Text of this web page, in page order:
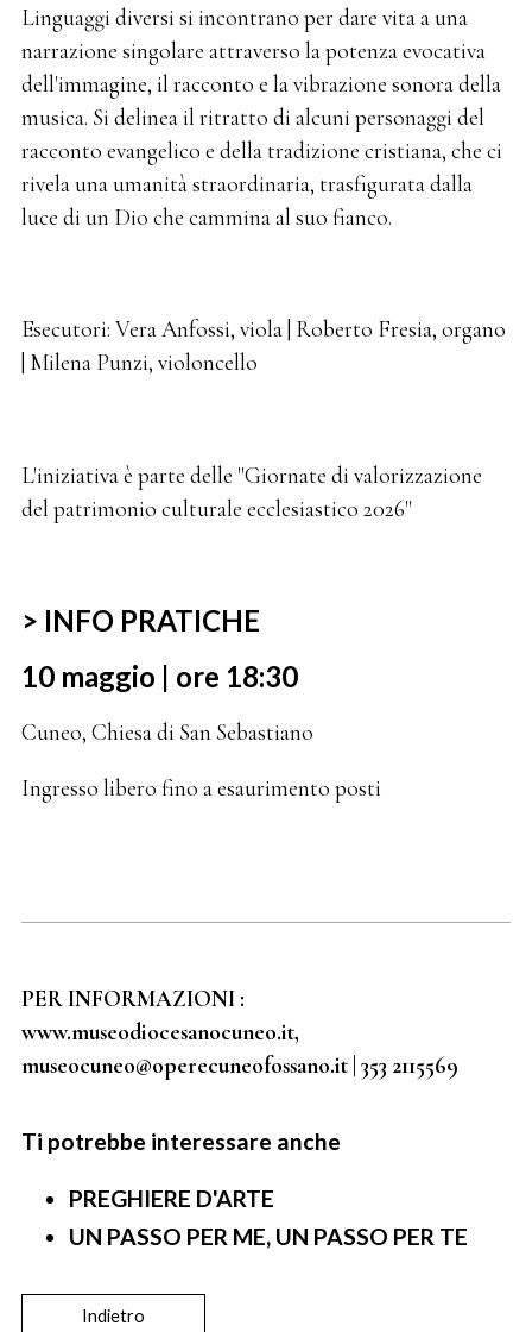
Linguaggi diversi si incontrano per dare vita a una
narrazione singolare attraverso la potenza evocativa
dell'immagine, il racconto e la vibrazione sonora della
musica. Si delinea il ritratto di alcuni personaggi del
racconto evangelico e della tradizione cristiana, che ci
rivela una umanità straordinaria, trasfigurata dalla
luce di un Dio che cammina al suo fianco.
Esecutori: Vera Anfossi, viola | Roberto Fresia, organo
| Milena Punzi, violoncello
L'iniziativa è parte delle "Giornate di valorizzazione
del patrimonio culturale ecclesiastico 2026"
> INFO PRATICHE
10 maggio | ore 18:30
Cuneo, Chiesa di San Sebastiano
Ingresso libero fino a esaurimento posti
PER INFORMAZIONI :
www.museodiocesanocuneo.it,
museocuneo@operecuneofossano.it | 353 2115569
Ti potrebbe interessare anche
PREGHIERE D'ARTE
UN PASSO PER ME, UN PASSO PER TE
Indietro